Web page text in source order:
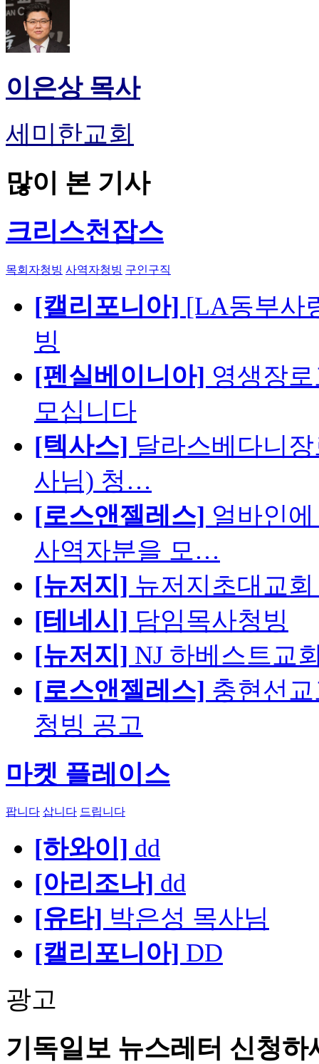
이은상 목사
세미한교회
많이 본 기사
크리스천잡스
목회자청빙 사역자청빙 구인구직
[캘리포니아] [LA동부사
빙
[펜실베이니아] 영생장
모십니다
[텍사스] 달라스베다니
사님) 청…
[로스앤젤레스] 얼바인
사역자분을 모…
[뉴저지] 뉴저지초대교
[테네시] 담임목사청빙
[뉴저지] NJ 하베스트교
[로스앤젤레스] 충현선
청빙 공고
마켓 플레이스
팝니다 삽니다 드립니다
[하와이] dd
[아리조나] dd
[유타] 박은성 목사님
[캘리포니아] DD
광고
기독일보 뉴스레터 신청하